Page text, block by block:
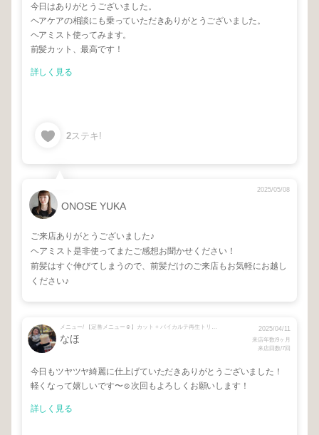
今日はありがとうございました。
ヘアケアの相談にも乗っていただきありがとうございました。
ヘアミスト使ってみます。
前髪カット、最高です！
詳しく見る
2ステキ!
ONOSE YUKA
2025/05/08
ご来店ありがとうございました♪
ヘアミスト是非使ってまたご感想お聞かせください！
前髪はすぐ伸びてしまうので、前髪だけのご来店もお気軽にお越し
ください♪
メニュー/ 【定番メニュー☺︎】カット + バイカルテ再生トリートメント
なほ
2025/04/11
来店年数/9ヶ月
来店回数/7回
今日もツヤツヤ綺麗に仕上げていただきありがとうございました！
軽くなって嬉しいです〜☺️次回もよろしくお願いします！
詳しく見る